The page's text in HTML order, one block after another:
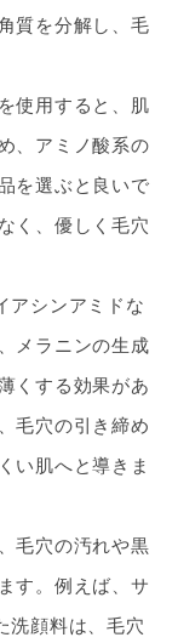
質を分解し、毛
使用すると、肌
、アミノ酸系の
を選ぶと良いで
く、優しく毛穴
アシンアミドな
メラニンの生成
くする効果があ
毛穴の引き締め
い肌へと導きま
毛穴の汚れや黒
す。例えば、サ
洗顔料は、毛穴